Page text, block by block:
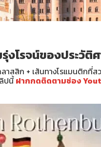
งโรจน์ของประวั
าสสิก + เส้นทางโรแมนติกที่
ปนี้ฝากกดติดตามช่อง